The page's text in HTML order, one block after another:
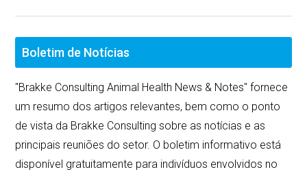
Boletim de Notícias
"Brakke Consulting Animal Health News & Notes" fornece
um resumo dos artigos relevantes, bem como o ponto
de vista da Brakke Consulting sobre as notícias e as
principais reuniões do setor. O boletim informativo está
disponível gratuitamente para indivíduos envolvidos no